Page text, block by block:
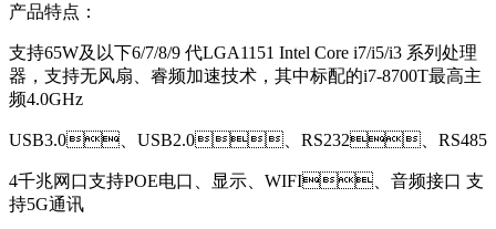
产品特点：
支持65W及以下6/7/8/9 代LGA1151 Intel Core i7/i5/i3 系列处理
器 ， 支持无风扇、睿频加速技术，其中标配的i7-8700T最高主
频4.0GHz
USB3.0、USB2.0、RS232、RS485
4千兆网口支持POE电口、显示、WIFI、音频接口 支
持5G通讯